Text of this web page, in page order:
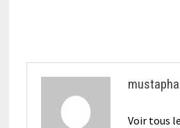
mustapha
Voir tous